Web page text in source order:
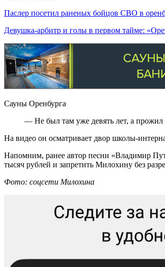
Паслер посетил раненых бойцов СВО в
Девушка-арбитр и голы в первом тайме:
Сауны Оренбурга
— Не был там уже девять лет, а
На видео он осматривает двор школы-
Напомним, ранее автор песни «Владимир
тысяч рублей и запретить Милохину без
Фото: соцсети Милохина